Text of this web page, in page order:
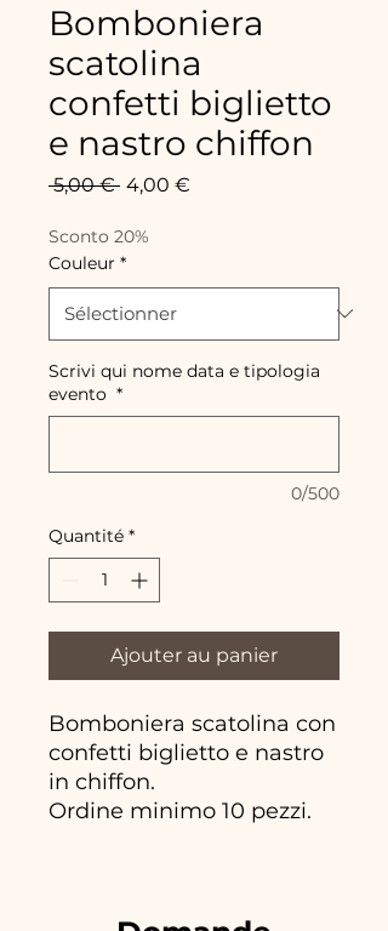
Bomboniera
scatolina
confetti biglietto
e nastro chiffon
5,00 € Prix
4,00 €
Sconto 20%
Couleur *
Scrivi qui nome data e tipologia
evento *
0/500
Quantité *
Ajouter au panier
Bomboniera scatolina con
confetti biglietto e nastro
in chiffon.
Ordine minimo 10 pezzi.